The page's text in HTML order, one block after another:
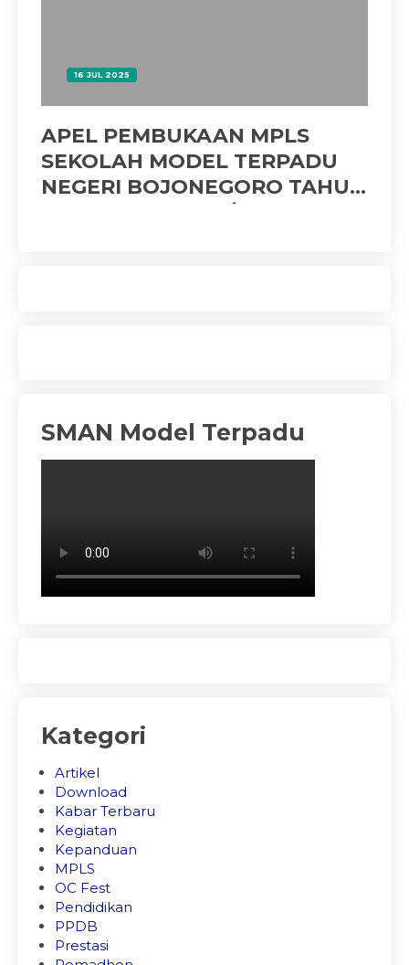
16 JUL 2025
APEL PEMBUKAAN MPLS
SEKOLAH MODEL TERPADU
NEGERI BOJONEGORO TAHUN
SMAN Model Terpadu
Kategori
Artikel
Download
Kabar Terbaru
Kegiatan
Kepanduan
MPLS
OC Fest
Pendidikan
PPDB
Prestasi